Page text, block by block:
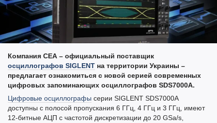
Компания СЕА – официальный поставщик
осциллографов SIGLENT на территории Украины –
предлагает ознакомиться с новой серией современных
цифровых запоминающих осциллографов SDS7000A.
Цифровые осциллографы серии SIGLENT SDS7000A
доступны с полосой пропускания 6 ГГц, 4 ГГц и 3 ГГц, имеют
12-битные АЦП с частотой дискретизации до 20 GSa/s,